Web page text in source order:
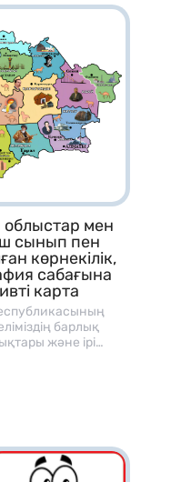
облыстар мен
сынып пен
көрнекілік,
сабағына
карта
барлық
және ірі
балаларға
⸻ 🎯
және картадан